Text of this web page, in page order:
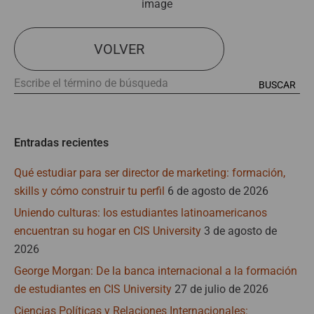
image
VOLVER
Entradas recientes
Qué estudiar para ser director de marketing: formación,
skills y cómo construir tu perfil 6 de agosto de 2026
Uniendo culturas: los estudiantes latinoamericanos
encuentran su hogar en CIS University 3 de agosto de
2026
George Morgan: De la banca internacional a la formación
de estudiantes en CIS University 27 de julio de 2026
Ciencias Políticas y Relaciones Internacionales: